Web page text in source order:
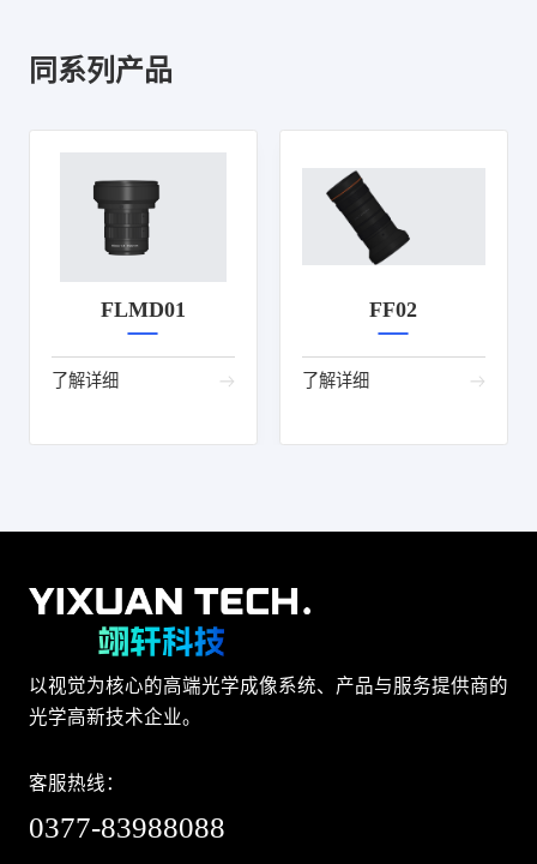
同系列产品
FLMD01
了解详细
FF02
了解详细
以视觉为核心的高端光学成像系统、产品与服务提供商的
光学高新技术企业。
客服热线：
0377-83988088